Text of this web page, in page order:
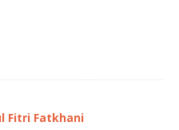
Fitri Fatkhani